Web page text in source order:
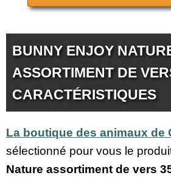
BUNNY ENJOY
ASSORTIMENT DE
CARACTÉRISTIQUES
La boutique des animaux de
sélectionné pour vous le
Nature assortiment de vers